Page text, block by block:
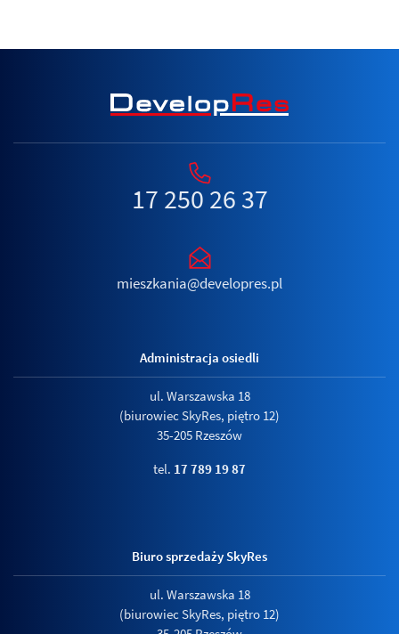
17 250 26 37
mieszkania@developres.pl
Administracja osiedli
ul. Warszawska 18
(biurowiec SkyRes, piętro 12)
35-205 Rzeszów
tel. 17 789 19 87
Biuro sprzedaży SkyRes
ul. Warszawska 18
(biurowiec SkyRes, piętro 12)